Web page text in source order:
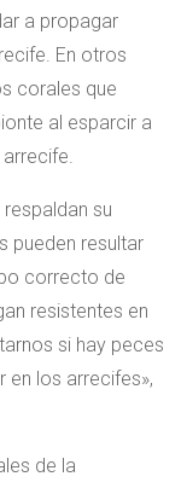
a propagar
En otros
corales que
al esparcir a
su
pueden resultar
correcto de
resistentes en
si hay peces
en los arrecifes»,
de la